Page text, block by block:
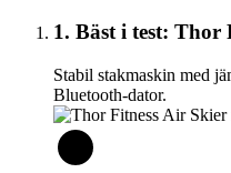
1. Bäst i test: Thor
Stabil stakmaskin med
Bluetooth-dator.